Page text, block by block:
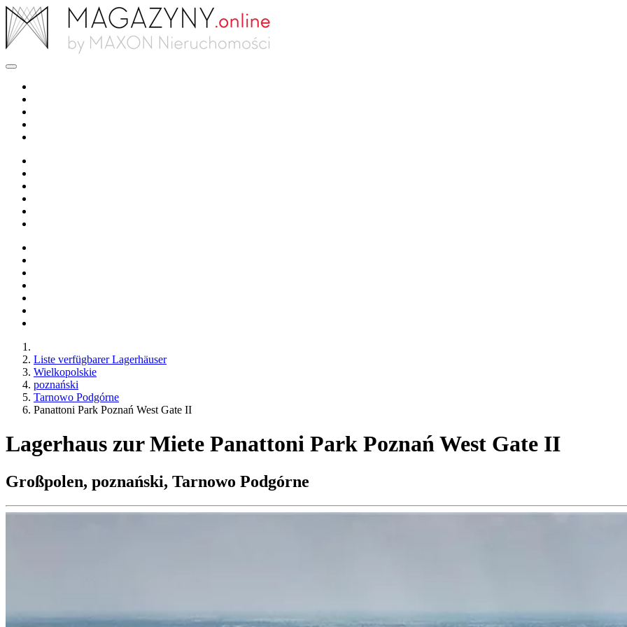
Liste verfügbarer Lagerhäuser
Wielkopolskie
poznański
Tarnowo Podgórne
Panattoni Park Poznań West Gate II
Lagerhaus zur Miete Panattoni Park Poznań West Gate II
Großpolen, poznański, Tarnowo Podgórne